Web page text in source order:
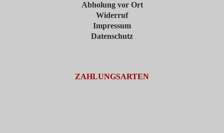
Abholung vor Ort
Widerruf
Impressum
Datenschutz
ZAHLUNGSARTEN